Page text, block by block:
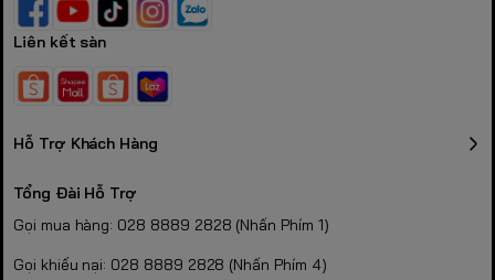
Liên kết sàn
Hỗ Trợ Khách Hàng
Tổng Đài Hỗ Trợ
Gọi mua hàng: 028 8889 2828 (Nhấn Phím 1)
Gọi khiếu nại: 028 8889 2828 (Nhấn Phím 4)